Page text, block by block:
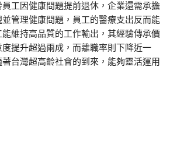
工因健康問題提前退休，企業還需承擔
管理健康問題，員工的醫療支出反而能
維持高品質的工作輸出，其經驗傳承價
提升超過兩成，而離職率則下降近一
台灣超高齡社會的到來，能夠靈活運用